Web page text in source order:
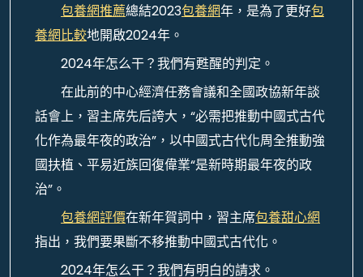
包養網推薦總結2023包養網年，是為了更好包
養網比較地開啟2024年。
2024年怎么干？我們有甦醒的判定。
在此前的中心經濟任務會議和全國政協新年談
話會上，習主席先后誇大，“必需把推動中國式古代
化作為最年夜的政治”，以中國式古代化周全推動強
國扶植、平易近族回復偉業“是新時期最年夜的政
治”。
包養網評價在新年賀詞中，習主席包養甜心網
指出，我們要果斷不移推動中國式古代化。
2024年怎么干？我們有明白的請求。